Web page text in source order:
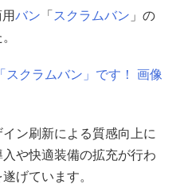
バン 「 スクラムバン 」の
スクラムバン」です！ 画像
ン刷新による質感向上に
や快適装備の拡充が行わ
げています。